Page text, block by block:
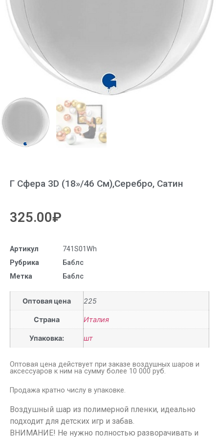
Г Сфера 3D (18»/46 См),Серебро, Сатин
325.00₽
Артикул
741S01Wh
Рубрика
Баблс
Метка
Баблс
Оптовая цена 225
Страна Италия
Упаковка: шт
Оптовая цена действует при заказе воздушных шаров и
аксессуаров к ним на сумму более 10 000 руб.
Продажа кратно числу в упаковке.
Воздушный шар из полимерной пленки, идеально
подходит для детских игр и забав.
ВНИМАНИЕ! Не нужно полностью разворачивать и